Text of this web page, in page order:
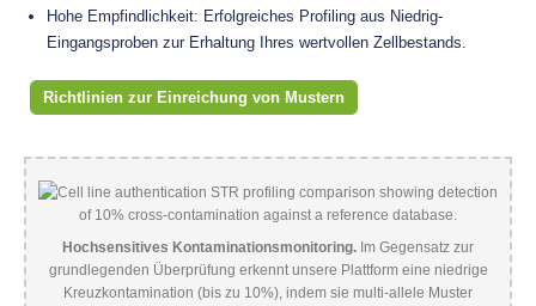
Hohe Empfindlichkeit: Erfolgreiches Profiling aus Niedrig-
Eingangsproben zur Erhaltung Ihres wertvollen Zellbestands.
Richtlinien zur Einreichung von Mustern
Hochsensitives Kontaminationsmonitoring. Im Gegensatz zur
grundlegenden Überprüfung erkennt unsere Plattform eine niedrige
Kreuzkontamination (bis zu 10%), indem sie multi-allele Muster